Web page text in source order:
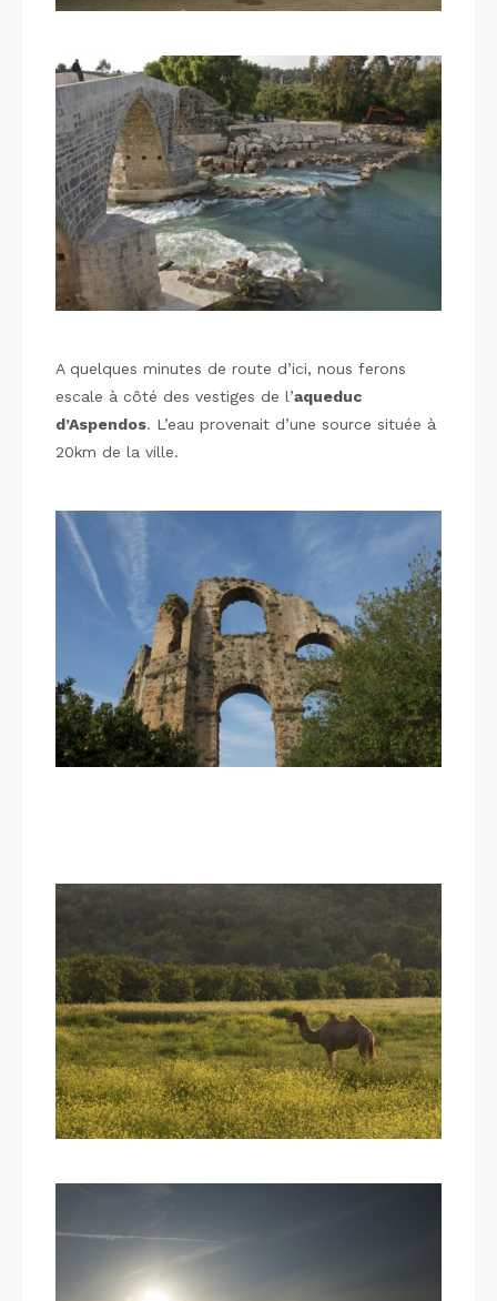
A quelques minutes de route d’ici, nous ferons
escale à côté des vestiges de l’aqueduc
d’Aspendos. L’eau provenait d’une source située à
20km de la ville.